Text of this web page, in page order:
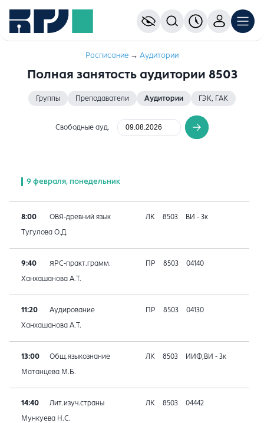
Расписание → Аудитории
Полная занятость аудитории 8503
Группы Преподаватели Аудитории ГЭК, ГАК
Свободные ауд.
9 февраля, понедельник
8:00 ОВЯ-древний язык ЛК 8503 ВИ - 3к
Тугулова О.Д.
9:40 ЯРС-практ.грамм. ПР 8503 04140
Ханхашанова А.Т.
11:20 Аудирование ПР 8503 04130
Ханхашанова А.Т.
13:00 Общ.языкознание ЛК 8503 ИИФ,ВИ - 3к
Матанцева М.Б.
14:40 Лит.изуч.страны ЛК 8503 04442
Мункуева Н.С.